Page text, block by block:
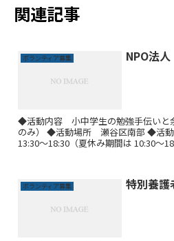
関連記事
ボランティア募集 NPO法
◆活動内容 小中学生の勉強手伝いと
のみ） ◆活動場所 瀬谷区南部 ◆活
13:30～18:30（夏休み期間は 10:30
ボランティア募集 特別養